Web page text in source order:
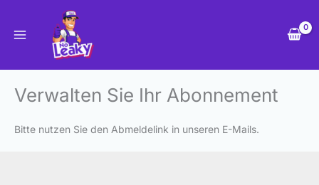
springen
Verwalten Sie Ihr Abonnement
Bitte nutzen Sie den Abmeldelink in unseren E-Mails.